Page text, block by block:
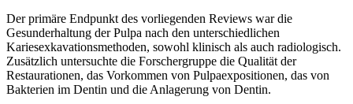
Der primäre Endpunkt des vorliegenden Reviews war die
Gesunderhaltung der Pulpa nach den unterschiedlichen
Kariesexkavationsmethoden, sowohl klinisch als auch radiologisch.
Zusätzlich untersuchte die Forschergruppe die Qualität der
Restaurationen, das Vorkommen von Pulpaexpositionen, das von
Bakterien im Dentin und die Anlagerung von Dentin.